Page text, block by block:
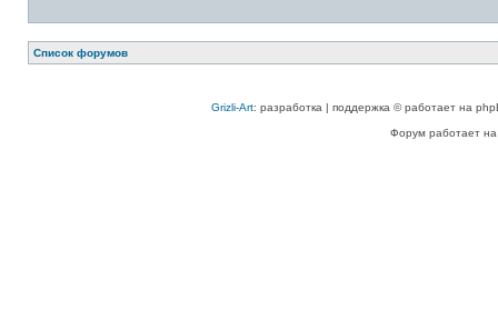
Список форумов
Grizli-Art: разработка | поддержка © работает на
Форум работает